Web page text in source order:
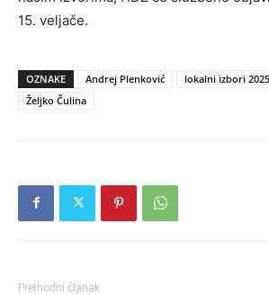
15. veljače.
OZNAKE Andrej Plenković lokalni izbori 2025
Željko Čulina
Prethodni članak